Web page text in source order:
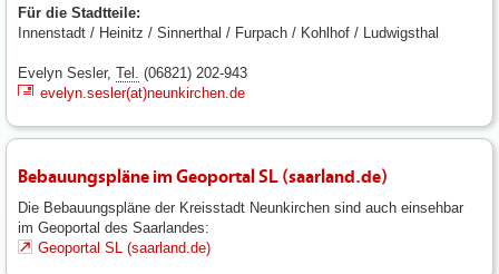
Für die Stadtteile:
Innenstadt / Heinitz / Sinnerthal / Furpach / Kohlhof / Ludwigsthal
Evelyn Sesler, Tel. (06821) 202-943
evelyn.sesler(at)neunkirchen.de
Bebauungspläne im Geoportal SL (saarland.de)
Die Bebauungspläne der Kreisstadt Neunkirchen sind auch einsehbar
im Geoportal des Saarlandes:
Geoportal SL (saarland.de)